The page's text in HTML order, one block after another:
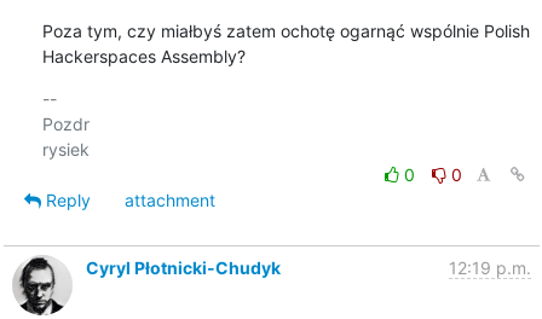
Poza tym, czy miałbyś zatem ochotę ogarnąć wspólnie Polish
Hackerspaces Assembly?
--
Pozdr
0
0
Reply
attachment
Cyryl Płotnicki-Chudyk 12:19 p.m.